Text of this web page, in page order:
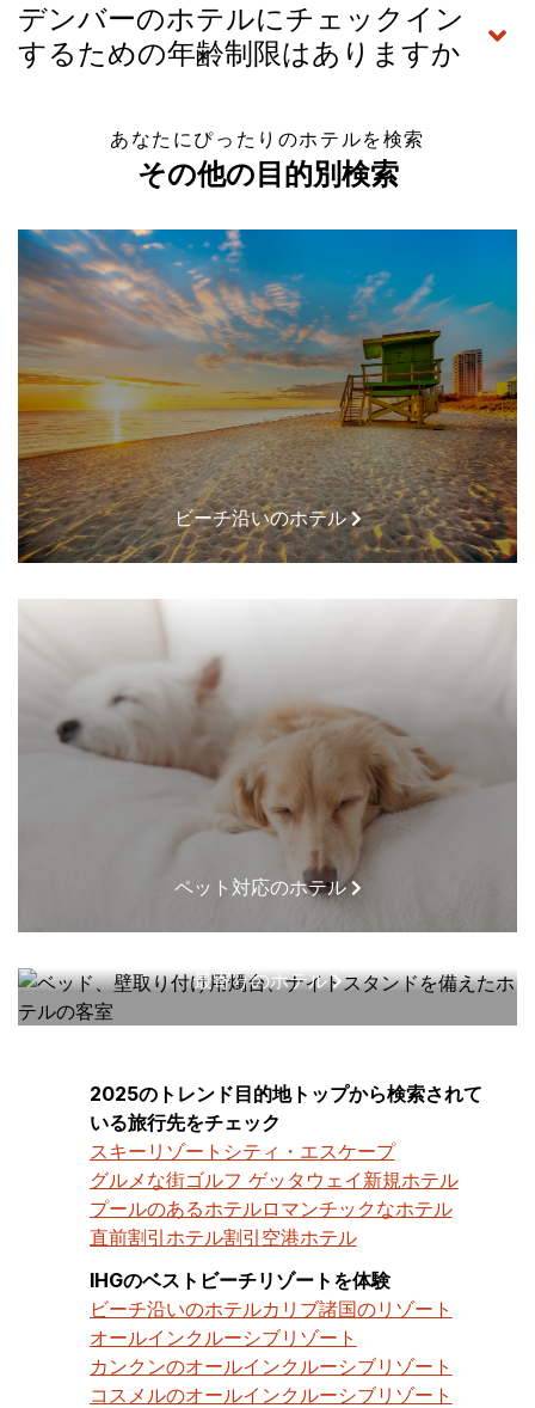
デンバーのホテルにチェックイン
するための年齢制限はありますか
あなたにぴったりのホテルを検索
その他の目的別検索
ビーチ沿いのホテル
ペット対応のホテル
最寄りのホテル
2025のトレンド目的地トップから検索されて
いる旅行先をチェック
スキーリゾート シティ・エスケープ
グルメな街ゴルフ ゲッタウェイ 新規ホテル
プールのあるホテルロマンチックなホテル
直前割引ホテル割引 空港ホテル
IHGのベストビーチリゾートを体験
ビーチ沿いのホテルカリブ諸国のリゾート
オールインクルーシブリゾート
カンクンのオールインクルーシブリゾート
コスメルのオールインクルーシブリゾート